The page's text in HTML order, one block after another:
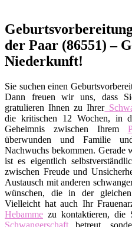
der Paar (86551) –
Niederkunft!
Sie suchen einen
Dann freuen wir uns, dass
gratulieren Ihnen zu Ihrer
die kritischen 12 Wochen, in
Geheimnis zwischen Ihrem
überwunden und Familie
Nachwuchs bekommen. Gerade
ist es eigentlich
zwischen Freude und
Austausch mit anderen
wünschen, die in der
Vielleicht hat auch Ihr
Hebamme zu kontaktieren,
Schwangerschaft betreut,